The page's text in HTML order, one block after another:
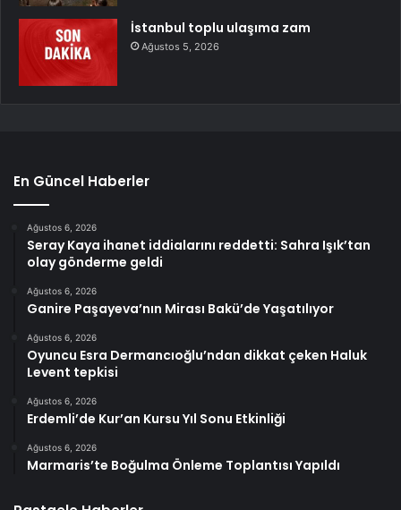
İstanbul toplu ulaşıma zam
Ağustos 5, 2026
En Güncel Haberler
Ağustos 6, 2026
Seray Kaya ihanet iddialarını reddetti: Sahra Işık’tan
olay gönderme geldi
Ağustos 6, 2026
Ganire Paşayeva’nın Mirası Bakü’de Yaşatılıyor
Ağustos 6, 2026
Oyuncu Esra Dermancıoğlu’ndan dikkat çeken Haluk
Levent tepkisi
Ağustos 6, 2026
Erdemli’de Kur’an Kursu Yıl Sonu Etkinliği
Ağustos 6, 2026
Marmaris’te Boğulma Önleme Toplantısı Yapıldı